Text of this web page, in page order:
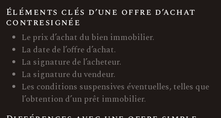
Éléments clés d’une offre d’achat
contresignée
Le prix d’achat du bien immobilier.
La date de l’offre d’achat.
La signature de l’acheteur.
La signature du vendeur.
Les conditions suspensives éventuelles, telles que
l’obtention d’un prêt immobilier.